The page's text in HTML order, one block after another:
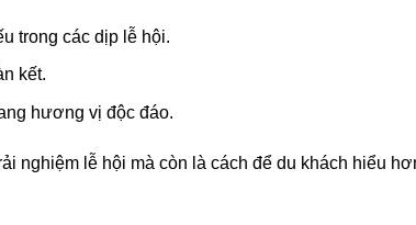
trong các dịp lễ hội.
kết.
hương vị độc đáo.
nghiệm lễ hội mà còn là cách để du khách hiểu